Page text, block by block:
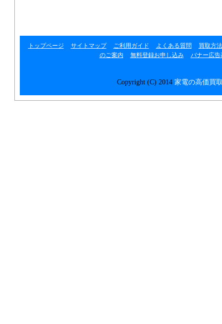
トップページ サイトマップ ご利用ガイド よくある質問
買取方法
のご案内
無料登録お申し込み バナー広告
Copyright (C) 2014 家電の高価買